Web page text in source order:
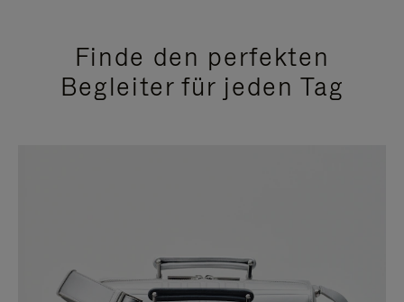
Finde den perfekten
Begleiter für jeden Tag